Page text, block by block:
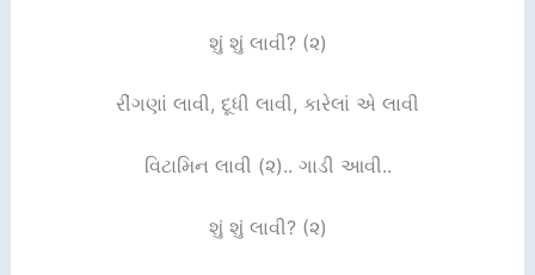
શું શું લાવી? (૨)
રીંગણાં લાવી, દૂધી લાવી, કારેલાં એ લાવી
વિટામિન લાવી (૨).. ગાડી આવી..
શું શું લાવી? (૨)